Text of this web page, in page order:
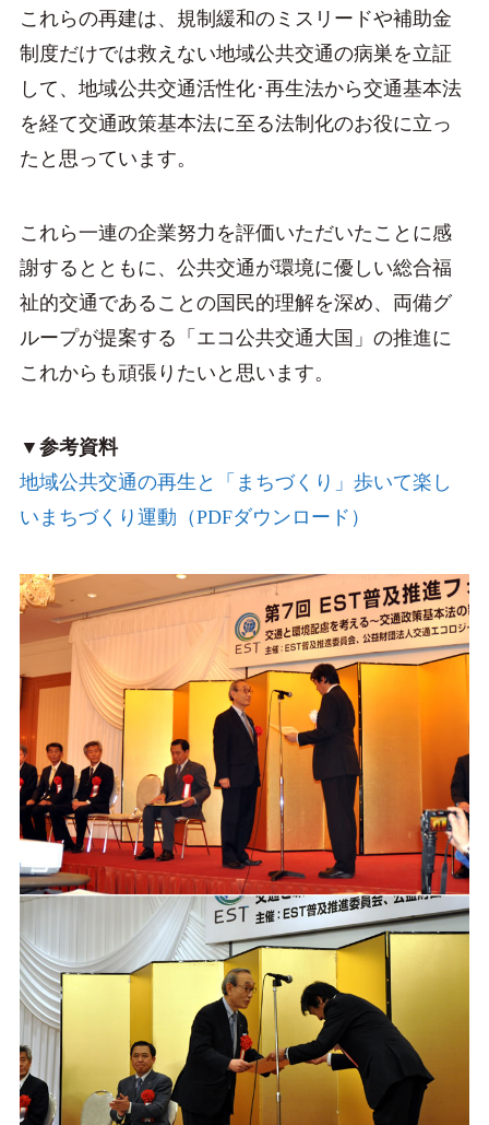
これらの再建は、規制緩和のミスリードや補助金
制度だけでは救えない地域公共交通の病巣を立証
して、地域公共交通活性化･再生法から交通基本法
を経て交通政策基本法に至る法制化のお役に立っ
たと思っています。
これら一連の企業努力を評価いただいたことに感
謝するとともに、公共交通が環境に優しい総合福
祉的交通であることの国民的理解を深め、両備グ
ループが提案する「エコ公共交通大国」の推進に
これからも頑張りたいと思います。
▼参考資料
地域公共交通の再生と「まちづくり」歩いて楽し
いまちづくり運動（PDFダウンロード）